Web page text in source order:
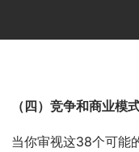
（四）竞争和商业模
当你审视这38个可能